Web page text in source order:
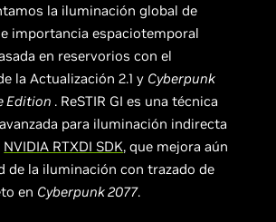
la iluminación global de
importancia espaciotemporal
en reservorios con el
la Actualización 2.1 y Cyberpunk
Edition . ReSTIR GI es una técnica
para iluminación indirecta
NVIDIA RTXDI SDK, que mejora aún
de la iluminación con trazado de
en Cyberpunk 2077.